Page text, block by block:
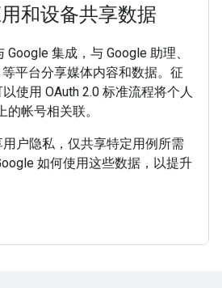
和设备共享数据
集成，与 Google 助理、
等平台分享媒体内容和数据。征
使用 OAuth 2.0 标准流程将个人
帐号相关联。
户隐私，仅共享特定用例所需
如何使用这些数据，以提升